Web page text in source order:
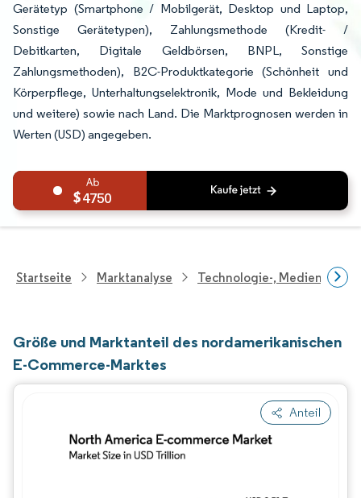
Gerätetyp (Smartphone / Mobilgerät, Desktop und Laptop,
Sonstige Gerätetypen), Zahlungsmethode (Kredit- /
Debitkarten, Digitale Geldbörsen, BNPL, Sonstige
Zahlungsmethoden), B2C-Produktkategorie (Schönheit und
Körperpflege, Unterhaltungselektronik, Mode und Bekleidung
und weitere) sowie nach Land. Die Marktprognosen werden in
Werten (USD) angegeben.
4750
Startseite Marktanalyse Technologie-, Medien- Und
Größe und Marktanteil des nordamerikanischen
E-Commerce-Marktes
Anteil